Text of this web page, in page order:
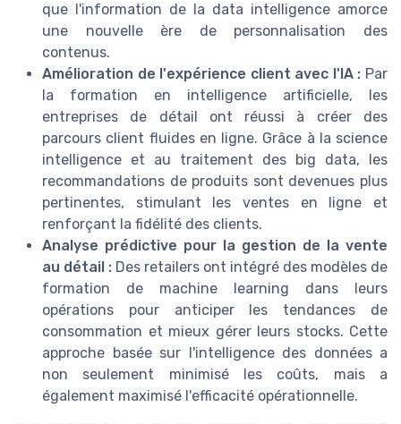
que l'information de la data intelligence amorce
une nouvelle ère de personnalisation des
contenus.
Amélioration de l'expérience client avec l'IA : Par
la formation en intelligence artificielle, les
entreprises de détail ont réussi à créer des
parcours client fluides en ligne. Grâce à la science
intelligence et au traitement des big data, les
recommandations de produits sont devenues plus
pertinentes, stimulant les ventes en ligne et
renforçant la fidélité des clients.
Analyse prédictive pour la gestion de la vente
au détail : Des retailers ont intégré des modèles de
formation de machine learning dans leurs
opérations pour anticiper les tendances de
consommation et mieux gérer leurs stocks. Cette
approche basée sur l'intelligence des données a
non seulement minimisé les coûts, mais a
également maximisé l'efficacité opérationnelle.